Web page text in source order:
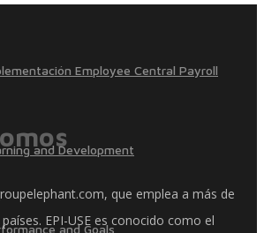
Employee Central Payroll
and Development
and Goals
que emplea a más de
EPI-USE es conocido como el